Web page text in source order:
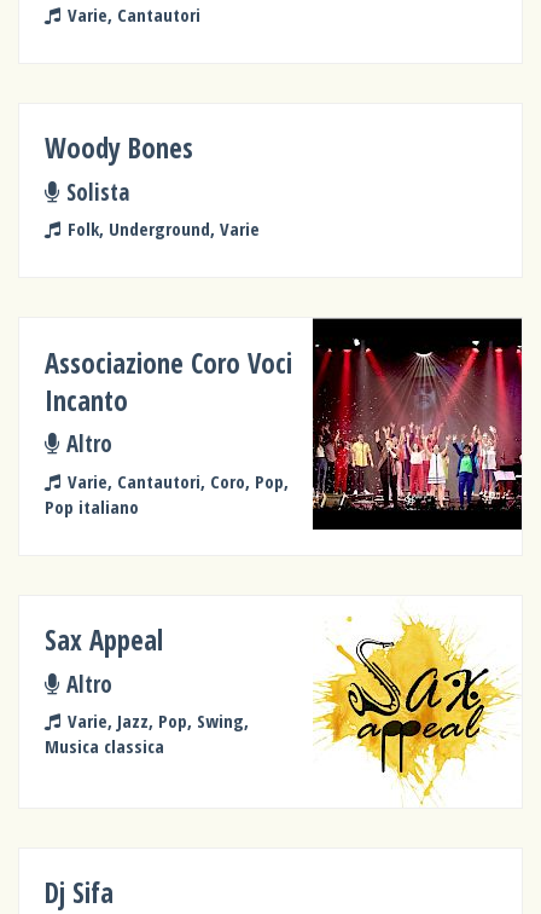
Varie, Cantautori
Woody Bones
Solista
Folk, Underground, Varie
Associazione Coro Voci
Incanto
Altro
Varie, Cantautori, Coro, Pop,
Pop italiano
Sax Appeal
Altro
Varie, Jazz, Pop, Swing,
Musica classica
Dj Sifa